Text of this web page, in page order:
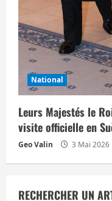
National
Leurs Majestés le
visite officielle en
Geo Valin 3 Mai 2026
RECHERCHER UN